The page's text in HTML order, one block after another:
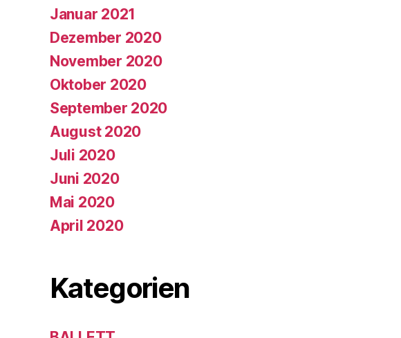
Januar 2021
Dezember 2020
November 2020
Oktober 2020
September 2020
August 2020
Juli 2020
Juni 2020
Mai 2020
April 2020
Kategorien